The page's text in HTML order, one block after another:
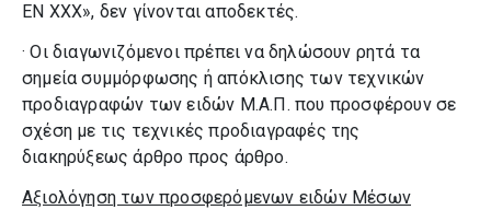
ΕΝ ΧΧΧ», δεν γίνονται αποδεκτές.
· Οι διαγωνιζόμενοι πρέπει να δηλώσουν ρητά τα
σημεία συμμόρφωσης ή απόκλισης των τεχνικών
προδιαγραφών των ειδών Μ.Α.Π. που προσφέρουν σε
σχέση με τις τεχνικές προδιαγραφές της
διακηρύξεως άρθρο προς άρθρο.
Αξιολόγηση των προσφερόμενων ειδών Μέσων